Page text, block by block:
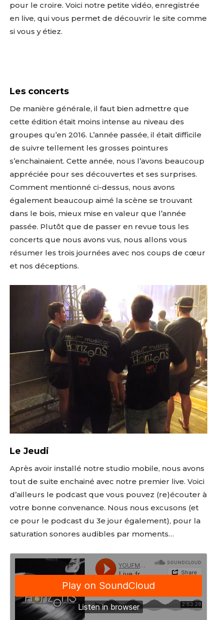
pour le croire. Voici notre petite vidéo, enregistrée
en live, qui vous permet de découvrir le site comme
si vous y étiez.
Les concerts
De manière générale, il faut bien admettre que
cette édition était moins intense au niveau des
groupes qu’en 2016. L’année passée, il était difficile
de suivre tellement les grosses pointures
s’enchainaient. Cette année, nous l’avons beaucoup
appréciée pour ses découvertes et ses surprises.
Comment mentionné ci-dessus, nous avons
également beaucoup aimé la scène se trouvant
dans le bois, mieux mise en valeur que l’année
passée. Plutôt que de passer en revue tous les
concerts que nous avons vus, nous allons vous
résumer les trois journées avec nos coups de cœur
et nos déceptions.
Le Jeudi
Après avoir installé notre studio mobile, nous avons
tout de suite enchainé avec notre premier live. Voici
d’ailleurs le podcast que vous pouvez (re)écouter à
votre bonne convenance. Nous nous excusons (et
ce pour le podcast du 3e jour également), pour la
saturation sonores audibles par moments…